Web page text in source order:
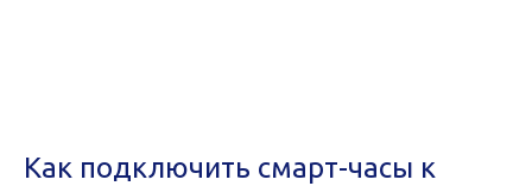
Как подключить смарт-часы к